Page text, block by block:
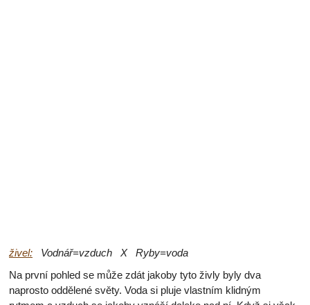
živel: Vodnář=vzduch X Ryby=voda
Na první pohled se může zdát jakoby tyto živly byly dva
naprosto oddělené světy. Voda si pluje vlastním klidným